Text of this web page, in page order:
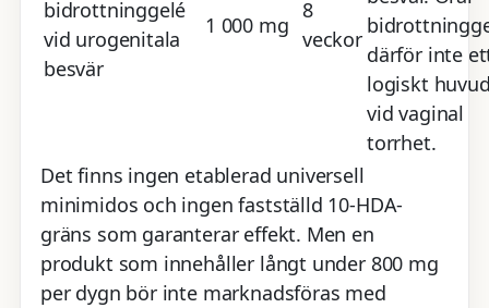
bidrottninggelé
vid urogenitala
besvär
1 000 mg
8
veckor
därför inte
logiskt
vid vaginal
torrhet.
Det finns ingen etablerad universell
minimidos och ingen fastställd 10-HDA-
gräns som garanterar effekt. Men en
produkt som innehåller långt under 800 mg
per dygn bör inte marknadsföras med